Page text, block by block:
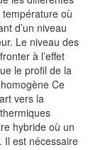
où
d’un niveau
Le niveau des
à l’effet
le profil de la
Ce
vers la
hybride où un
Il est nécessaire